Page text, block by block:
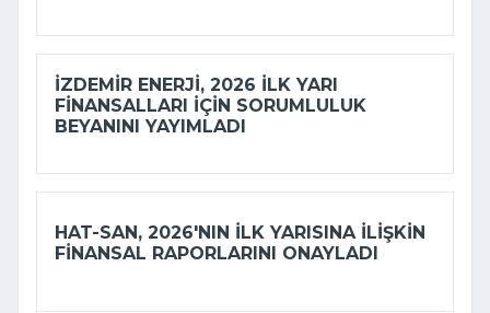
İZDEMİR ENERJI, 2026 ILK YARI
FINANSALLARI IÇIN SORUMLULUK
BEYANINI YAYIMLADI
HAT-SAN, 2026'NIN ILK YARISINA ILIŞKIN
FINANSAL RAPORLARINI ONAYLADI